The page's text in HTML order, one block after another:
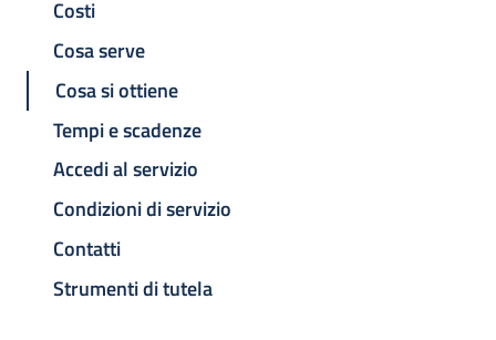
Costi
Cosa serve
Cosa si ottiene
Tempi e scadenze
Accedi al servizio
Condizioni di servizio
Contatti
Strumenti di tutela